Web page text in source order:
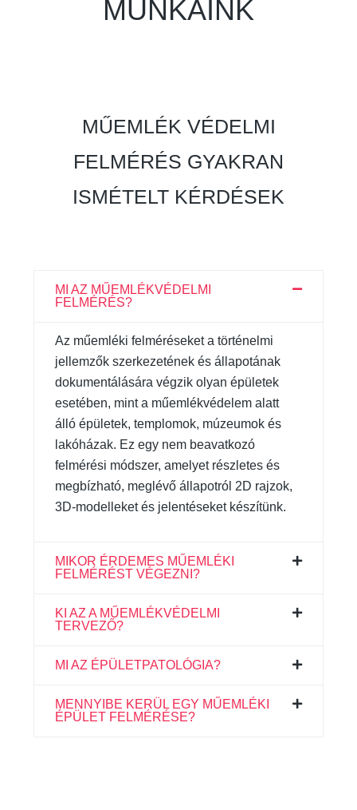
MUNKÁINK
MŰEMLÉK VÉDELMI
FELMÉRÉS GYAKRAN
ISMÉTELT KÉRDÉSEK
MI AZ MŰEMLÉKVÉDELMI
FELMÉRÉS?
Az műemléki felméréseket a történelmi
jellemzők szerkezetének és állapotának
dokumentálására végzik olyan épületek
esetében, mint a műemlékvédelem alatt
álló épületek, templomok, múzeumok és
lakóházak. Ez egy nem beavatkozó
felmérési módszer, amelyet részletes és
megbízható, meglévő állapotról 2D rajzok,
3D-modelleket és jelentéseket készítünk.
MIKOR ÉRDEMES MŰEMLÉKI
FELMÉRÉST VÉGEZNI?
KI AZ A MŰEMLÉKVÉDELMI
TERVEZŐ?
MI AZ ÉPÜLETPATOLÓGIA?
MENNYIBE KERÜL EGY MŰEMLÉKI
ÉPÜLET FELMÉRÉSE?